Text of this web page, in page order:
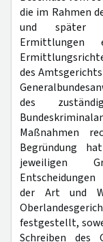
die im Rahmen
und später
Ermittlungen
des
des
Maßnahmen
Begründung
jeweiligen
der Art und
festgestellt,
Schreiben des